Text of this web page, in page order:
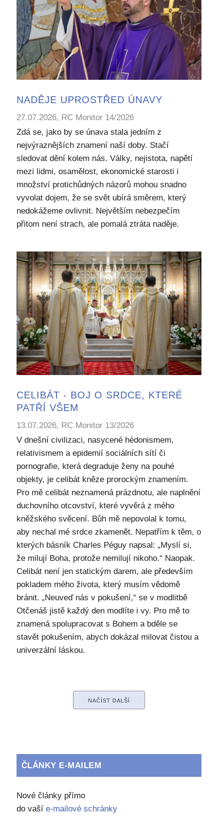
NADĚJE UPROSTŘED ÚNAVY
27.07.2026, RC Monitor 14/2026
Zdá se, jako by se únava stala jedním z
nejvýraznějších znamení naší doby. Stačí
sledovat dění kolem nás. Války, nejistota, napětí
mezi lidmi, osamělost, ekonomické starosti i
množství protichůdných názorů mohou snadno
vyvolat dojem, že se svět ubírá směrem, který
nedokážeme ovlivnit. Největším nebezpečím
přitom není strach, ale pomalá ztráta naděje.
CELIBÁT - BOJ O SRDCE, KTERÉ
PATŘÍ VŠEM
13.07.2026, RC Monitor 13/2026
V dnešní civilizaci, nasycené hédonismem,
relativismem a epidemií sociálních sítí či
pornografie, která degraduje ženy na pouhé
objekty, je celibát kněze prorockým znamením.
Pro mě celibát neznamená prázdnotu, ale naplnění
duchovního otcovství, které vyvěrá z mého
kněžského svěcení. Bůh mě nepovolal k tomu,
aby nechal mé srdce zkamenět. Nepatřím k těm, o
kterých básník Charles Péguy napsal: „Myslí si,
že milují Boha, protože nemilují nikoho.“ Naopak.
Celibát není jen statickým darem, ale především
pokladem mého života, který musím vědomě
bránit. „Neuveď nás v pokušení,“ se v modlitbě
Otčenáš jistě každý den modlíte i vy. Pro mě to
znamená spolupracovat s Bohem a bděle se
stavět pokušením, abych dokázal milovat čistou a
univerzální láskou.
NAČÍST DALŠÍ
ČLÁNKY E-MAILEM
Nové články přímo
do vaší e-mailové schránky